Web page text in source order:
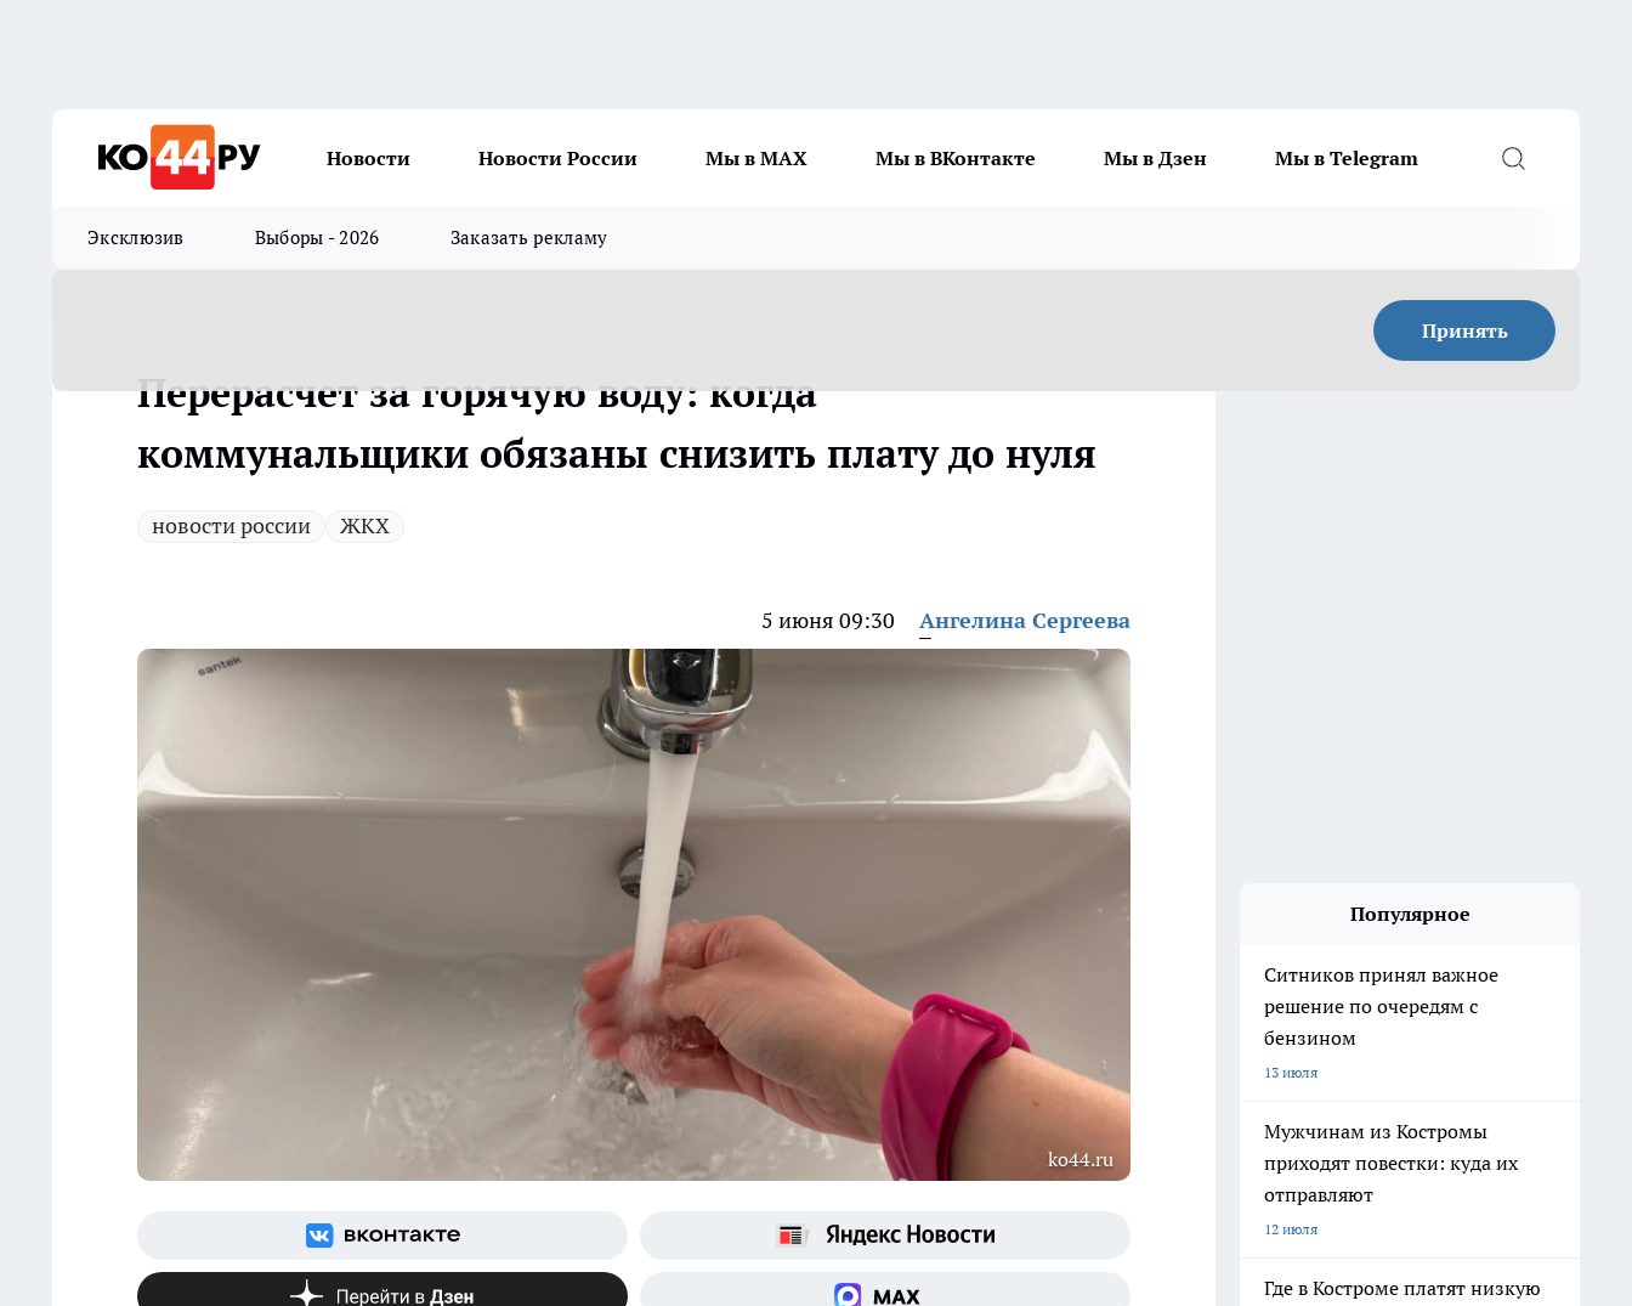
Новости Новости России Мы в MAX Мы в ВКонтакте Мы в Дзен Мы в Telegram
Эксклюзив Выборы - 2026 Заказать рекламу
Принять
Перерасчет за горячую воду: когда
коммунальщики обязаны снизить плату до нуля
новости россии ЖКХ
5 июня 09:30 Ангелина Сергеева
ko44.ru
Популярное
Ситников принял важное
решение по очередям с
бензином
13 июля
Мужчинам из Костромы
приходят повестки: куда их
отправляют
12 июля
Где в Костроме платят низкую